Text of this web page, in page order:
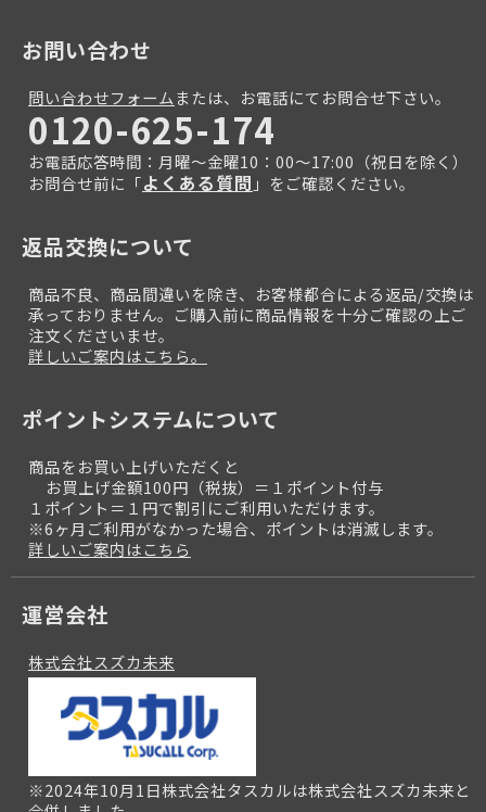
お問い合わせ
問い合わせフォームまたは、お電話にてお問合せ下さい。
0120-625-174
お電話応答時間：月曜～金曜10：00～17:00（祝日を除く）
お問合せ前に「よくある質問 」をご確認ください。
返品交換について
商品不良、商品間違いを除き、お客様都合による返品/交換は
承っておりません。ご購入前に商品情報を十分ご確認の上ご
注文くださいませ。
詳しいご案内はこちら。
ポイントシステムについて
商品をお買い上げいただくと
お買上げ金額100円（税抜）＝１ポイント付与
１ポイント＝１円で割引にご利用いただけます。
※6ヶ月ご利用がなかった場合、ポイントは消滅します。
詳しいご案内はこちら
運営会社
株式会社スズカ未来
※2024年10月1日株式会社タスカルは株式会社スズカ未来と